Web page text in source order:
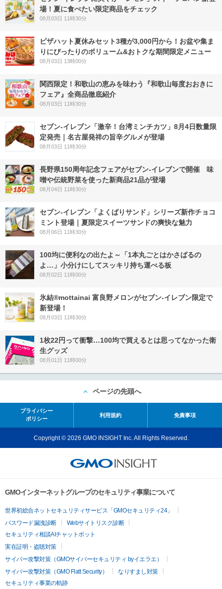
場！夏に食べたい限定商品をチェック
08月03日 11時30分
ピザハット夏休みセット3種が3,000円から！お盆や集ま
りにぴったりのボリューム&おトクな期間限定メニュー
08月03日 13時00分
関西限定！和歌山の恵みを味わう『和歌山毎度おおきに
フェア』全商品徹底紹介
08月03日 11時30分
セブン-イレブン「激辛！台湾ミンチカツ」8月4日数量限
定発売｜名古屋発祥の旨辛グルメが登場
08月03日 11時30分
長野県150周年記念フェアがセブン-イレブンで開催 味
噌や伝統野菜を使った新商品21品が登場
08月04日 11時30分
セブン‐イレブン「よくばりサンド」シリーズ新作チョコ
ミント登場｜夏限定スイーツサンドの爽快な魅力
08月06日 11時30分
100均に便利なの出たよ～「1本丸ごとはかさばるの
よ…」小分けにしてスッキリ持ち運べる板
08月02日 11時00分
氷結®mottainai 富良野メロンがセブン‐イレブン限定で
新登場！
08月03日 11時30分
1枚22円って衝撃…100均で買えるとは思ってなかった衛
生グッズ
08月01日 11時00分
ページの先頭へ
プライバシー
ポリシー
利用規約 免責事項
Copyright © 2026 GMO INSIGHT Inc. All Rights Reserved.
GMOインターネットグループのセキュリティ事業について
世界初総合ネットセキュリティサービス「GMOセキュリティ24」
パスワード漏洩診断
Webサイトリスク診断
セキュリティ相談AIチャットボット
実在証明・盗聴対策
サイバー攻撃対策（GMOサイバーセキュリティ byイエラエ）
サイバー攻撃対策（GMO Flatt Security）
なりすまし対策
セキュリティ事業の軌跡